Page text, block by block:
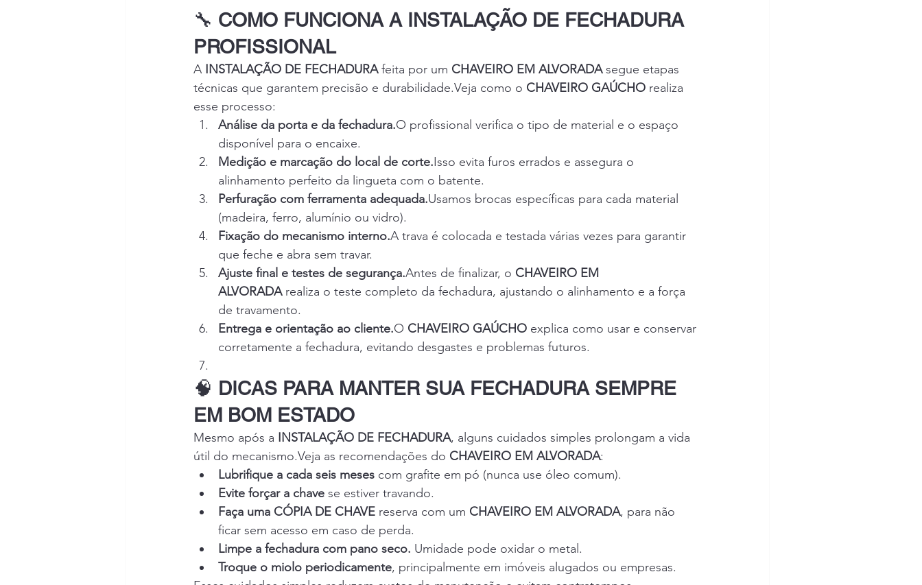
🔧 COMO FUNCIONA A INSTALAÇÃO DE FECHADURA
PROFISSIONAL
A INSTALAÇÃO DE FECHADURA feita por um CHAVEIRO EM ALVORADA segue etapas
técnicas que garantem precisão e durabilidade.Veja como o CHAVEIRO GAÚCHO realiza
esse processo:
Análise da porta e da fechadura.O profissional verifica o tipo de material e o espaço
disponível para o encaixe.
Medição e marcação do local de corte.Isso evita furos errados e assegura o
alinhamento perfeito da lingueta com o batente.
Perfuração com ferramenta adequada.Usamos brocas específicas para cada material
(madeira, ferro, alumínio ou vidro).
Fixação do mecanismo interno.A trava é colocada e testada várias vezes para garantir
que feche e abra sem travar.
Ajuste final e testes de segurança.Antes de finalizar, o CHAVEIRO EM
ALVORADA realiza o teste completo da fechadura, ajustando o alinhamento e a força
de travamento.
Entrega e orientação ao cliente.O CHAVEIRO GAÚCHO explica como usar e conservar
corretamente a fechadura, evitando desgastes e problemas futuros.
🧠 DICAS PARA MANTER SUA FECHADURA SEMPRE
EM BOM ESTADO
Mesmo após a INSTALAÇÃO DE FECHADURA, alguns cuidados simples prolongam a vida
útil do mecanismo.Veja as recomendações do CHAVEIRO EM ALVORADA:
Lubrifique a cada seis meses com grafite em pó (nunca use óleo comum).
Evite forçar a chave se estiver travando.
Faça uma CÓPIA DE CHAVE reserva com um CHAVEIRO EM ALVORADA, para não
ficar sem acesso em caso de perda.
Limpe a fechadura com pano seco. Umidade pode oxidar o metal.
Troque o miolo periodicamente, principalmente em imóveis alugados ou empresas.